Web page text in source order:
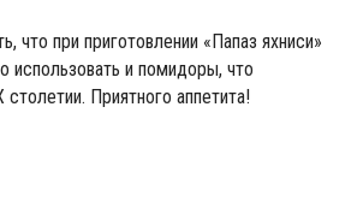
что при приготовлении «Папаз яхниси»
использовать и помидоры, что
столетии. Приятного аппетита!